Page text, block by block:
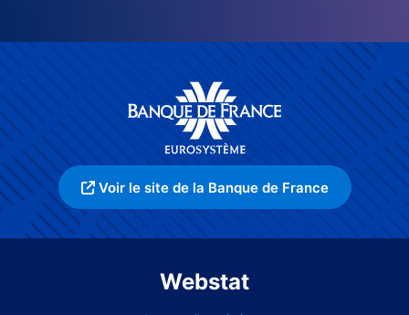
Voir le site de la Banque de France
Webstat